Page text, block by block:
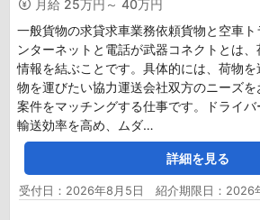
月給 25万円～ 40万円
一般貨物の求貸求車業務依頼貨物と空車
ンターネットと電話が武器コネクトとは
情報を結ぶことです。具体的には、荷物
物を運びたい協力運送会社双方のニーズを
案件をマッチングする仕事です。ドライ
輸送効率を高め、ムダ…
詳細を見る
受付日：2026年8月5日 紹介期限日：2026